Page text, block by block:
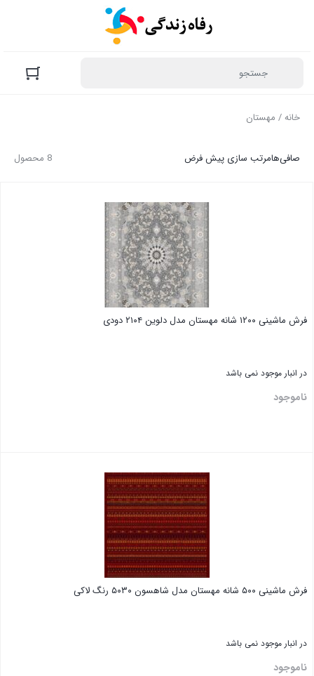
خانه/ مهستان
8 محصول صافی‌هامرتب سازی پیش فرض
فرش ماشینی ١٢٠٠ شانه مهستان مدل دلوین ۲۱۰۴ دودی
در انبار موجود نمی باشد
ناموجود
فرش ماشینی ۵۰۰ شانه مهستان مدل شاهسون ۵۰۳۰ رنگ لاکی
در انبار موجود نمی باشد
ناموجود